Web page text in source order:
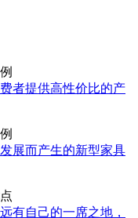
者提供高性价比的产
展而产生的新型家具
有自己的一席之地，